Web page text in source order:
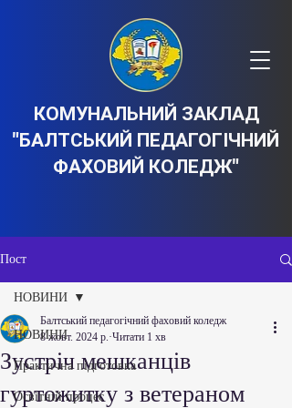
КОМУНАЛЬНИЙ ЗАКЛАД
"БАЛТСЬКИЙ ПЕДАГОГІЧНИЙ
ФАХОВИЙ КОЛЕДЖ"
Пост
НОВИНИ
Практична підготовка
Освітній процес
НОВИНИ
Зустріч мешканців
гуртожитку з ветераном
Балтський педагогічний фаховий коледж
8 жовт. 2024 р. Читати 1 хв